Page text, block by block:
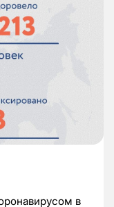
в